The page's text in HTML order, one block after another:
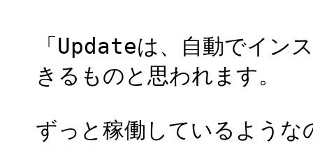
「Updateは、自動でイン
きるものと思われます。
ずっと稼働しているよう